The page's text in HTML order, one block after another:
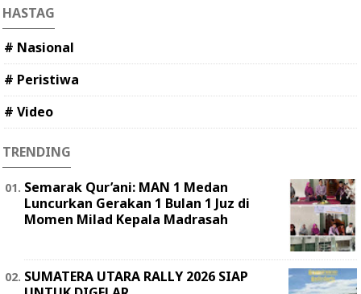
HASTAG
# Nasional
# Peristiwa
# Video
TRENDING
Semarak Qur’ani: MAN 1 Medan
Luncurkan Gerakan 1 Bulan 1 Juz di
Momen Milad Kepala Madrasah
SUMATERA UTARA RALLY 2026 SIAP